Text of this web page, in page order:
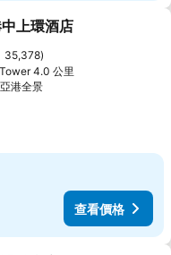
藏夾
上環酒店
35,378
4.0 公里
港全景查看價格
查看價格